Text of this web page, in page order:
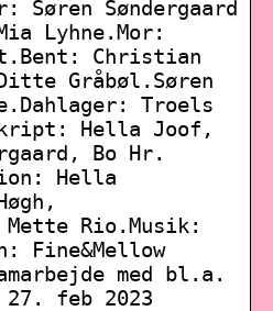
Søren Søndergaard
Lyhne.Mor:
Christian
Gråbøl.Søren
Troels
Hella Joof,
Bo Hr.
Hella
Rio.Musik:
Fine&Mellow
med bl.a.
27. feb 2023